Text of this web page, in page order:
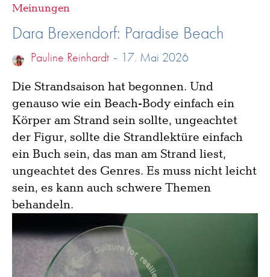
Meinungen
Dara Brexendorf: Paradise Beach
Pauline Reinhardt - 17. Mai 2026
Die Strandsaison hat begonnen. Und
genauso wie ein Beach-Body einfach ein
Körper am Strand sein sollte, ungeachtet
der Figur, sollte die Strandlektüre einfach
ein Buch sein, das man am Strand liest,
ungeachtet des Genres. Es muss nicht leicht
sein, es kann auch schwere Themen
behandeln.